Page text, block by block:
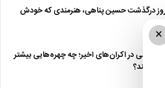
درگذشت حسین پناهی، هنرمندی که خودش
ایرانی در اکران‌های اخیر؛ چه چهره‌هایی بیشتر
گرفتند؟
×